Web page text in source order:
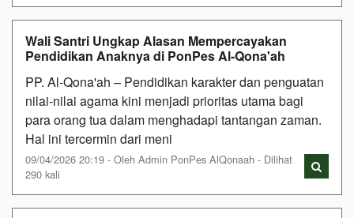
Wali Santri Ungkap Alasan Mempercayakan
Pendidikan Anaknya di PonPes Al-Qona'ah
PP. Al-Qona'ah – Pendidikan karakter dan penguatan
nilai-nilai agama kini menjadi prioritas utama bagi
para orang tua dalam menghadapi tantangan zaman.
Hal ini tercermin dari meni
09/04/2026 20:19 - Oleh Admin PonPes AlQonaah - Dilihat
290 kali